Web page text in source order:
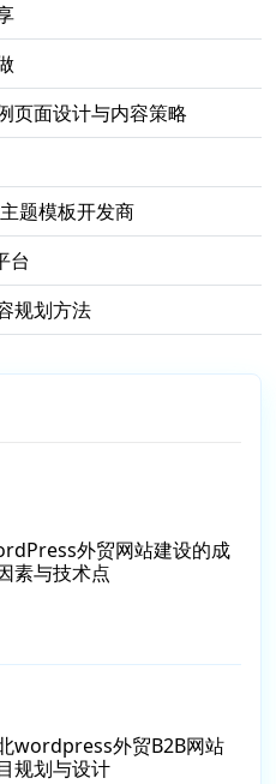
页面设计与内容策略
题模板开发商
台
规划方法
外贸网站建设的成
素与技术点
wordpress外贸B2B网站
规划与设计